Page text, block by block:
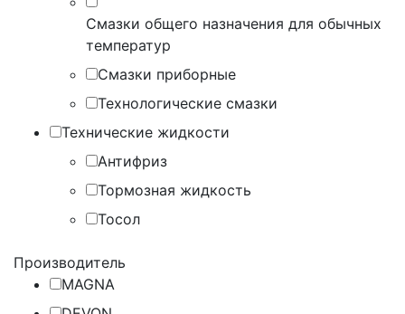
Смазки общего назначения для обычных
температур
Смазки приборные
Технологические смазки
Технические жидкости
Антифриз
Тормозная жидкость
Тосол
Производитель
MAGNA